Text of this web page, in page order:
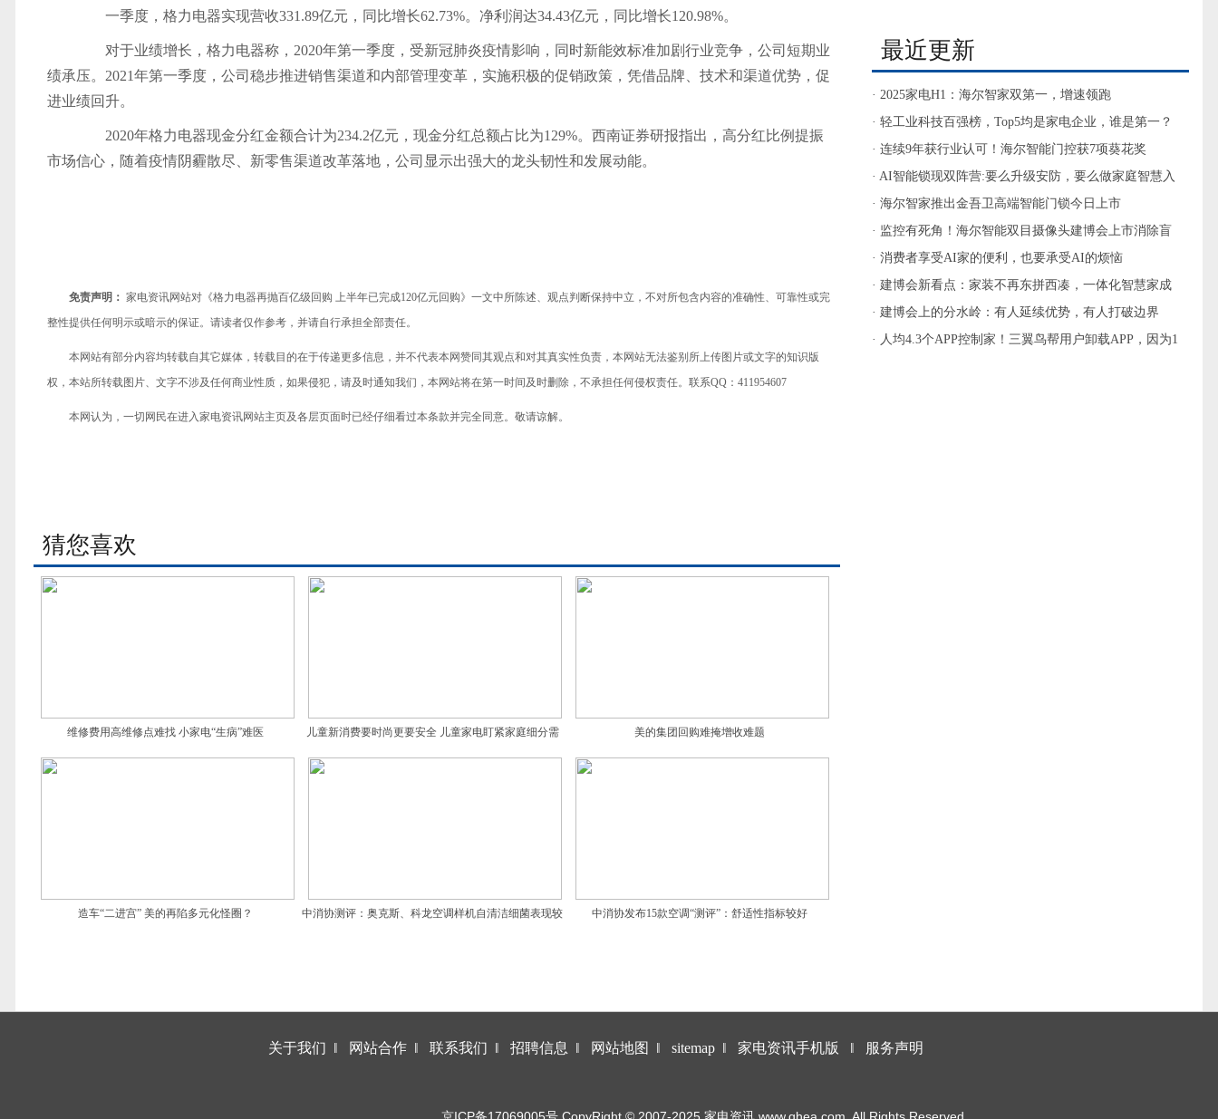
一季度，格力电器实现营收331.89亿元，同比增长62.73%。净利润达34.43亿元，同比增长120.98%。
对于业绩增长，格力电器称，2020年第一季度，受新冠肺炎疫情影响，同时新能效标准加剧行业竞争，公司短期业
绩承压。2021年第一季度，公司稳步推进销售渠道和内部管理变革，实施积极的促销政策，凭借品牌、技术和渠道优势，促
进业绩回升。
2020年格力电器现金分红金额合计为234.2亿元，现金分红总额占比为129%。西南证券研报指出，高分红比例提振
市场信心，随着疫情阴霾散尽、新零售渠道改革落地，公司显示出强大的龙头韧性和发展动能。
免责声明： 家电资讯网站对《格力电器再抛百亿级回购 上半年已完成120亿元回购》一文中所陈述、观点判断保持中立，不对所包含内容的准确性、可靠性或完
整性提供任何明示或暗示的保证。请读者仅作参考，并请自行承担全部责任。
本网站有部分内容均转载自其它媒体，转载目的在于传递更多信息，并不代表本网赞同其观点和对其真实性负责，本网站无法鉴别所上传图片或文字的知识版
权，本站所转载图片、文字不涉及任何商业性质，如果侵犯，请及时通知我们，本网站将在第一时间及时删除，不承担任何侵权责任。联系QQ：411954607
本网认为，一切网民在进入家电资讯网站主页及各层页面时已经仔细看过本条款并完全同意。敬请谅解。
猜您喜欢
维修费用高维修点难找 小家电“生病”难医 儿童新消费要时尚更要安全 儿童家电盯紧家庭细分需
求
美的集团回购难掩增收难题
造车“二进宫” 美的再陷多元化怪圈？ 中消协测评：奥克斯、科龙空调样机自清洁细菌表现较 中消协发布15款空调“测评”：舒适性指标较好
最近更新
· 2025家电H1：海尔智家双第一，增速领跑
· 轻工业科技百强榜，Top5均是家电企业，谁是第一？
· 连续9年获行业认可！海尔智能门控获7项葵花奖
· AI智能锁现双阵营:要么升级安防，要么做家庭智慧入
口
· 海尔智家推出金吾卫高端智能门锁今日上市
· 监控有死角！海尔智能双目摄像头建博会上市消除盲
区
· 消费者享受AI家的便利，也要承受AI的烦恼
· 建博会新看点：家装不再东拼西凑，一体化智慧家成
主流
· 建博会上的分水岭：有人延续优势，有人打破边界
· 人均4.3个APP控制家！三翼鸟帮用户卸载APP，因为1
关于我们 ‖ 网站合作 ‖ 联系我们 ‖ 招聘信息 ‖ 网站地图 ‖ sitemap ‖ 家电资讯手机版 ‖ 服务声明